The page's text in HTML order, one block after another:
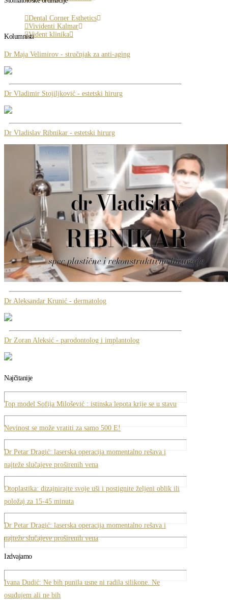
Dental Corner Esthetics
Vividenti Kalmar
Vident klinika
Kolumnisti
Dr Maja Velimirov - stručnjak za anti-aging
Dr Vladimir Stojiljković - estetski hirurg
Dr Vladislav Ribnikar - estetski hirurg
Dr Aleksandar Krunić - dermatolog
Dr Zoran Aleksić - parodontolog i implantolog
Najčitanije
Top model Sofija Milošević : istinska lepota krije se u stavu
Nevinost se može vratiti za samo 500 E!
Dr Petar Dragić: laserska operacija momentalno rešava i
najteže slučajeve proširenih vena
Otoplastika: dizajnirajte svoje uši i postignite željeni oblik ili
položaj za 15-45 minuta
Dr Petar Dragić: laserska operacija momentalno rešava i
najteže slučajeve proširenih vena
Izdvajamo
Ivana Dudić: Ne bih punila usne ni radila silikone. Ne
osuđujem ali ne bih